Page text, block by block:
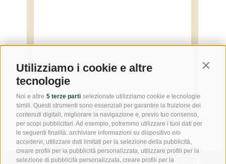
Utilizziamo i cookie e altre
tecnologie
Noi e altre 5 terze parti selezionate utilizziamo cookie e tecnologie
simili. Questi strumenti sono essenziali per garantire la fruizione dei
contenuti digitali, migliorare la navigazione e, previo tuo consenso,
per scopi pubblicitari. Ad esempio, potremmo utilizzare i tuoi dati per
le seguenti finalità: archiviare informazioni su dispositivo e/o
accedervi, utilizzare dati limitati per la selezione della pubblicità,
creare profili per la pubblicità personalizzata, utilizzare profili per la
selezione di pubblicità personalizzata, creare profili per la